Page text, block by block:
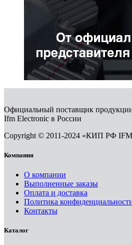
Официальный поставщик
Ifm Electronic в России
Copyright © 2011-2024 «КИП РФ
Компания
О компании
Выполненные заказы
Оплата и доставка
Политика
Контакты
Каталог